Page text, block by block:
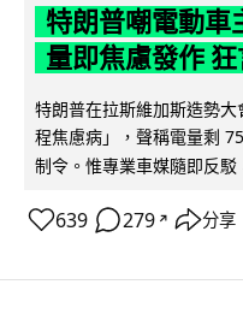
特朗普嘲電動車
量即焦慮發作
特朗普在拉斯維加斯造勢
程焦慮病」，聲稱電量剩
制令。惟專業車媒隨即反駁
639 279 ↗ 分享